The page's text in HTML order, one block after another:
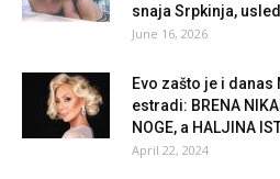
snaja Srpkinja,
June 16, 2026
Evo zašto je i danas
estradi: BRENA
NOGE, a HALJINA
April 22, 2024